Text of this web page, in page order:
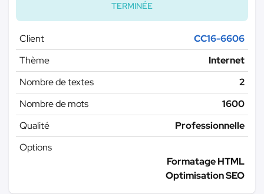
TERMINÉE
Client
CC16-6606
Thème
Internet
Nombre de textes
2
Nombre de mots
1600
Qualité
Professionnelle
Options
Formatage HTML
Optimisation SEO